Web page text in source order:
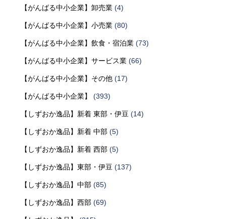
【がんばる中小企業】卸売業 (4)
【がんばる中小企業】小売業 (80)
【がんばる中小企業】飲食・宿泊業 (73)
【がんばる中小企業】サービス業 (66)
【がんばる中小企業】その他 (17)
【がんばる中小企業】 (393)
【しずおか逸品】新着 東部・伊豆 (14)
【しずおか逸品】新着 中部 (5)
【しずおか逸品】新着 西部 (5)
【しずおか逸品】東部・伊豆 (137)
【しずおか逸品】中部 (85)
【しずおか逸品】西部 (69)